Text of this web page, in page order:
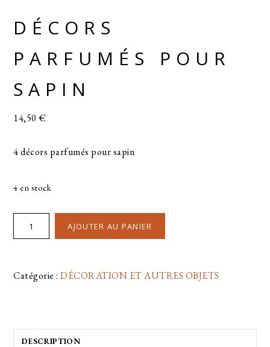
DÉCORS
PARFUMÉS POUR
SAPIN
14,50€
4 décors parfumés pour sapin
4 en stock
AJOUTER AU PANIER
Catégorie :DÉCORATION ET AUTRES OBJETS
DESCRIPTION